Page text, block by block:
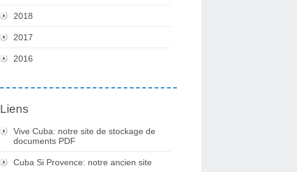
2018
2017
2016
Liens
Vive Cuba: notre site de stockage de
documents PDF
Cuba Si Provence: notre ancien site